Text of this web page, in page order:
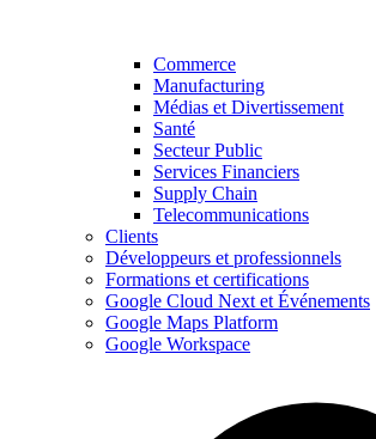
Commerce
Manufacturing
Médias et Divertissement
Santé
Secteur Public
Services Financiers
Supply Chain
Telecommunications
Clients
Développeurs et professionnels
Formations et certifications
Google Cloud Next et Événements
Google Maps Platform
Google Workspace